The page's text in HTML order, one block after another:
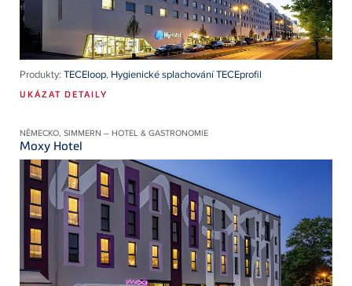
Produkty: TECEloop, Hygienické splachování TECEprofil
UKÁZAT DETAILY
NĚMECKO, SIMMERN – HOTEL & GASTRONOMIE
Moxy Hotel